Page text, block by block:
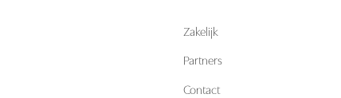
Zakelijk
Partners
Contact